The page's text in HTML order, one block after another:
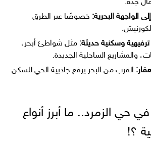
جدة.
الواجهة البحرية: خصوصًا عبر الطرق
وسكنية حديثة: مثل شواطئ أبحر،
والمشاريع الساحلية الجديدة.
القرب من البحر يرفع جاذبية الحي للسكن
حي الزمرد.. ما أبرز أنواع
؟!